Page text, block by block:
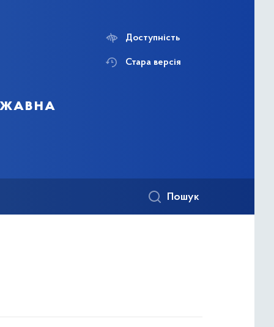
Доступність
Стара версія
Пошук